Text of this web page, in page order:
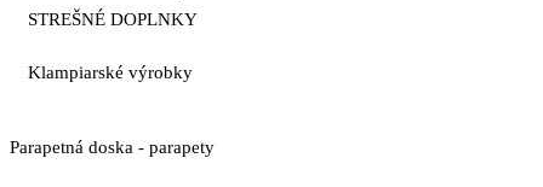
STREŠNÉ DOPLNKY
Klampiarské výrobky
Parapetná doska - parapety